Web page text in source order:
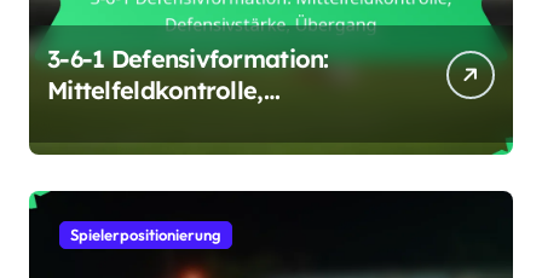
3-6-1 Defensivformation:
Mittelfeldkontrolle,
Spielerpositionierung